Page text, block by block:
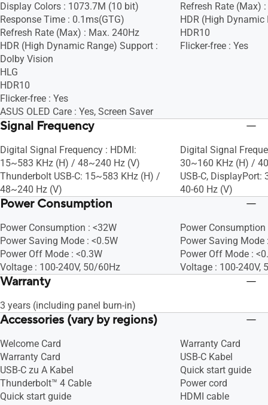
Display Colors : 1073.7M (10 bit)
Response Time : 0.1ms(GTG)
Refresh Rate (Max) : Max. 240Hz
HDR (High Dynamic Range) Support :
Dolby Vision
HLG
HDR10
Flicker-free : Yes
ASUS OLED Care : Yes, Screen Saver
Refresh Rate (Max)
HDR (High Dynamic
HDR10
Flicker-free : Yes
Signal Frequency
Digital Signal Frequency : HDMI:
15~583 KHz (H) / 48~240 Hz (V)
Thunderbolt USB-C: 15~583 KHz (H) /
48~240 Hz (V)
Digital Signal
30~160 KHz (H) /
USB-C,
40-60 Hz (V)
Power Consumption
Power Consumption : <32W
Power Saving Mode : <0.5W
Power Off Mode : <0.3W
Voltage : 100-240V, 50/60Hz
Power Consumption
Power Saving Mode
Power Off Mode :
Voltage : 100-240V,
Warranty
3 years (including panel burn-in)
Accessories (vary by regions)
Welcome Card
Warranty Card
USB-C zu A Kabel
Thunderbolt™ 4 Cable
Quick start guide
Warranty Card
USB-C Kabel
Quick start guide
Power cord
HDMI cable